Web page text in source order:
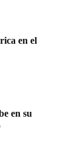
en el
en su